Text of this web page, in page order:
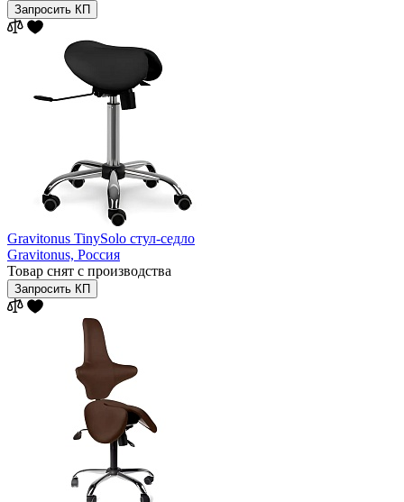
Запросить КП
Gravitonus TinySolo стул-седло
Gravitonus, Россия
Товар снят с производства
Запросить КП